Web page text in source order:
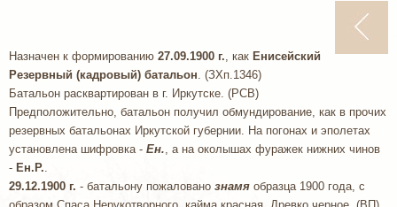
Назначен к формированию 27.09.1900 г., как Енисейский
Резервный (кадровый) батальон. (ЗХп.1346)
Батальон расквартирован в г. Иркутске. (РСВ)
Предположительно, батальон получил обмундирование, как в прочих
резервных батальонах Иркутской губернии. На погонах и эполетах
установлена шифровка - Ен., а на околышах фуражек нижних чинов
- Ен.Р..
29.12.1900 г. - батальону пожаловано знамя образца 1900 года, с